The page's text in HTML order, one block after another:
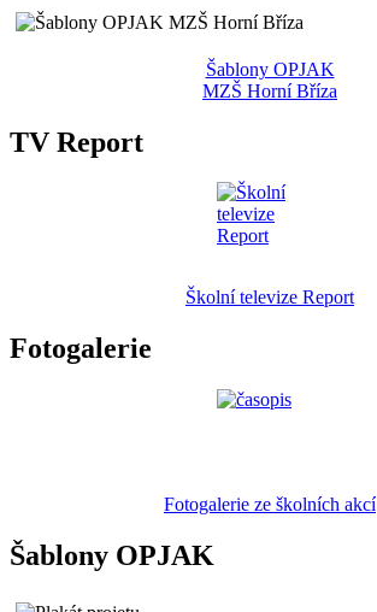
Šablony OPJAK
MZŠ Horní Bříza
TV Report
Školní televize Report
Fotogalerie
Fotogalerie ze školních akcí
Šablony OPJAK